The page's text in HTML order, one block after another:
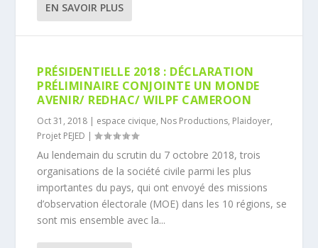
EN SAVOIR PLUS
PRÉSIDENTIELLE 2018 : DÉCLARATION
PRÉLIMINAIRE CONJOINTE UN MONDE
AVENIR/ REDHAC/ WILPF CAMEROON
Oct 31, 2018 | espace civique, Nos Productions, Plaidoyer,
Projet PEJED |
Au lendemain du scrutin du 7 octobre 2018, trois
organisations de la société civile parmi les plus
importantes du pays, qui ont envoyé des missions
d’observation électorale (MOE) dans les 10 régions, se
sont mis ensemble avec la...